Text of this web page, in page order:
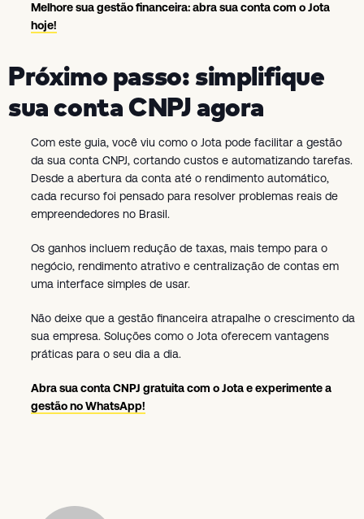
Melhore sua gestão financeira: abra sua conta com o Jota
hoje!
Próximo passo: simplifique
sua conta CNPJ agora
Com este guia, você viu como o Jota pode facilitar a gestão
da sua conta CNPJ, cortando custos e automatizando tarefas.
Desde a abertura da conta até o rendimento automático,
cada recurso foi pensado para resolver problemas reais de
empreendedores no Brasil.
Os ganhos incluem redução de taxas, mais tempo para o
negócio, rendimento atrativo e centralização de contas em
uma interface simples de usar.
Não deixe que a gestão financeira atrapalhe o crescimento da
sua empresa. Soluções como o Jota oferecem vantagens
práticas para o seu dia a dia.
Abra sua conta CNPJ gratuita com o Jota e experimente a
gestão no WhatsApp!